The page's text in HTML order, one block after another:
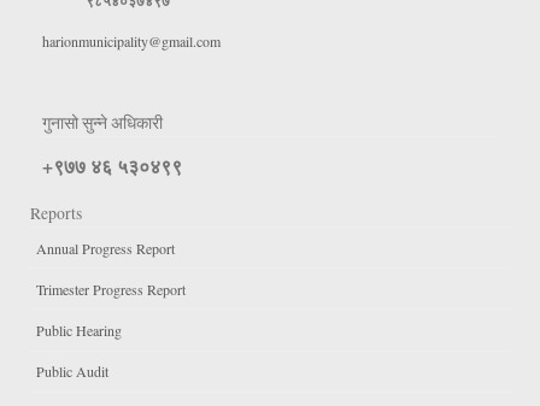
harionmunicipality@gmail.com
गुनासो सुन्ने अधिकारी
+९७७ ४६ ५३०४९९
Reports
Annual Progress Report
Trimester Progress Report
Public Hearing
Public Audit